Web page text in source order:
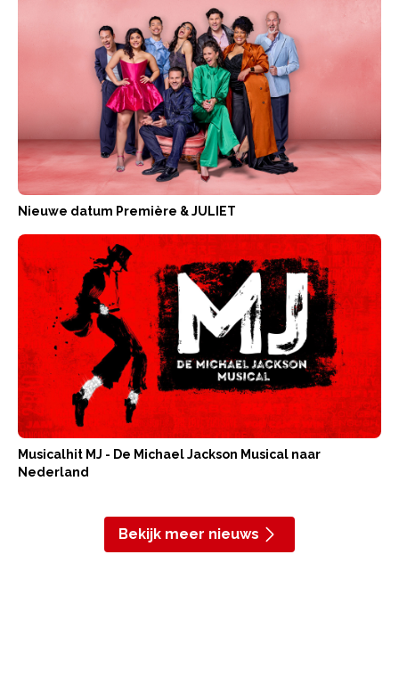
Nieuwe datum Première & JULIET
Musicalhit MJ - De Michael Jackson Musical naar
Nederland
Bekijk meer nieuws